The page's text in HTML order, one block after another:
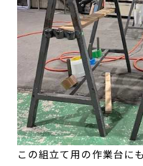
この組立て用の作業台に